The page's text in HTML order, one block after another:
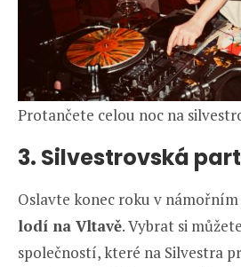
Protančete celou noc na
3. Silvestrovská
Oslavte konec roku v
lodí na Vltavě. Vybrat si
společností, které na Silvestra